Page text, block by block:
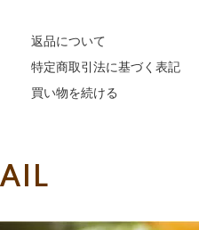
返品について
特定商取引法に基づく表記
買い物を続ける